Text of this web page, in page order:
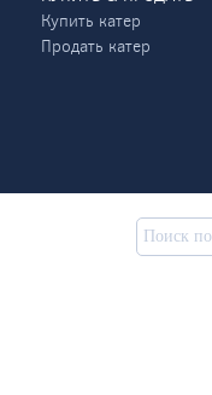
Купить катер
Продать катер